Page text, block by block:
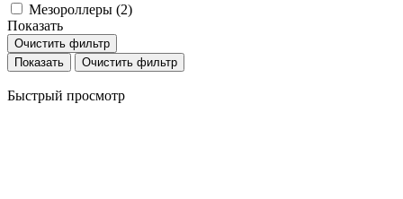
Мезороллеры (2)
Показать
Очистить фильтр
Очистить фильтр
Быстрый просмотр